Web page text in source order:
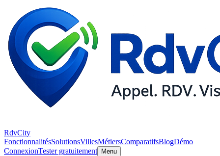
RdvCity
FonctionnalitésSolutionsVillesMétiersComparatifsBlogDémo
ConnexionTester gratuitement Menu